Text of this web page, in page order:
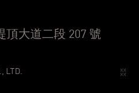
頂大道二段 207 號
LTD.